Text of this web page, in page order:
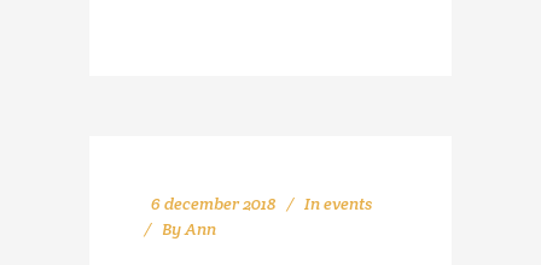
6 december 2018 Inevents
ByAnn